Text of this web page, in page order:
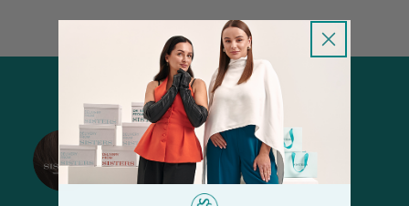
@sisters_stelmakh в Instagram
Подписаться